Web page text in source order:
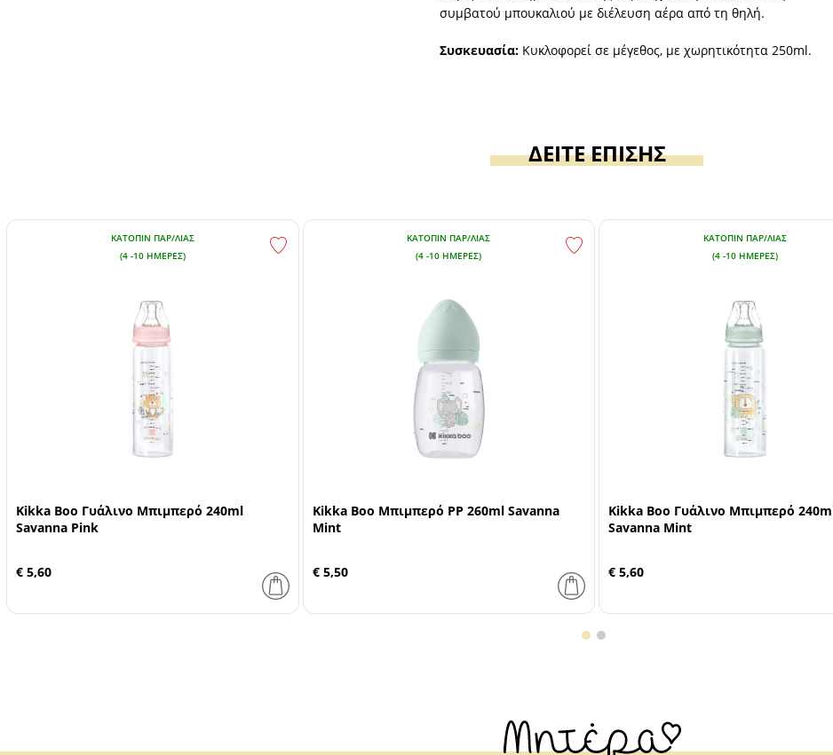
συμβατού μπουκαλιού με διέλευση αέρα από τη θηλή.
Συσκευασία:Κυκλοφορεί σε μέγεθος, με χωρητικότητα 250ml.
ΔΕΙΤΕ ΕΠΙΣΗΣ
ΚΑΤΌΠΙΝ ΠΑΡ/ΛΊΑΣ
(4 -10 ΗΜΈΡΕΣ)
Kikka Boo Γυάλινο Μπιμπερό 240ml
Savanna Pink
€ 5,60
ΚΑΤΌΠΙΝ ΠΑΡ/ΛΊΑΣ
(4 -10 ΗΜΈΡΕΣ)
Kikka Boo Μπιμπερό PP 260ml Savanna
Mint
€ 5,50
ΚΑΤΌΠΙΝ ΠΑΡ/ΛΊΑΣ
(4 -10 ΗΜΈΡΕΣ)
Kikka Boo Γυάλινο Μπιμπερό
Savanna Mint
€ 5,60